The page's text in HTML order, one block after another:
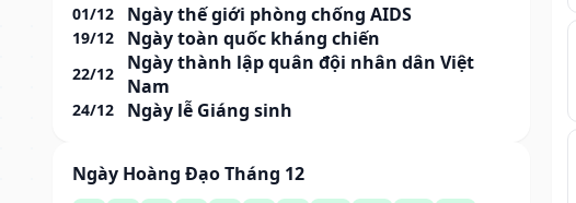
01/12 Ngày thế giới phòng chống AIDS
19/12 Ngày toàn quốc kháng chiến
22/12
Ngày thành lập quân đội nhân dân Việt
Nam
24/12 Ngày lễ Giáng sinh
Ngày Hoàng Đạo Tháng 12